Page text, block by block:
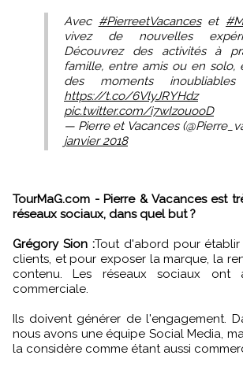
Avec #PierreetVacanceset
vivez de nouvelles
Découvrez des activités à
famille, entre amis ou en solo,
des moments
https://t.co/6VlyJRYHdz
pic.twitter.com/i7wIzouooD
— Pierre et Vacances
janvier 2018
TourMaG.com - Pierre & Vacances est
réseaux sociaux, dans quel but ?
Grégory Sion :Tout d'abord pour
clients, et pour exposer la marque, la
contenu. Les réseaux sociaux ont
commerciale.
Ils doivent générer de l'engagement.
nous avons une équipe Social Media,
la considère comme étant aussi